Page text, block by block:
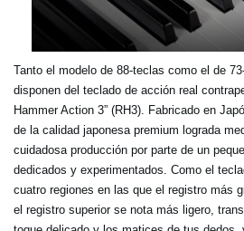
Tanto el modelo de 88-teclas como el de
disponen del teclado de acción real
Hammer Action 3” (RH3). Fabricado en
de la calidad japonesa premium lograda
cuidadosa producción por parte de un
dedicados y experimentados. Como el
cuatro regiones en las que el registro más
el registro superior se nota más ligero,